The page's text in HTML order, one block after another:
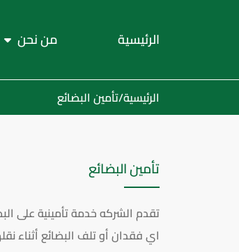
الرئيسية من نحن
الرئيسية/تأمين البضائع
تأمين البضائع
تقدم الشركه خدمة تأمينية على
اي فقدان أو تلف البضائع أثناء